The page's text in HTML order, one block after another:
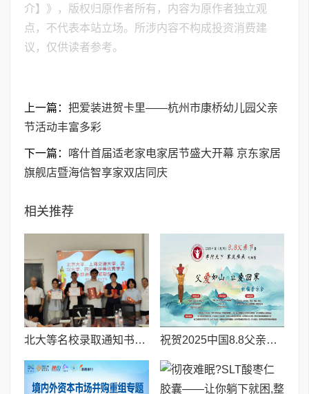
介】》，版权归原作者所有，内容为原作者独立观
点，不代表本站立场。所涉内容不构成投资消费建
议，仅供读者参考。
上一篇： 把爱装进贺卡里——杭州市康桥幼儿园父亲
节活动丰富多彩
下一篇： 喀什首届适老家电家居节盛大开幕 京东家居
旗舰店暨海信智享家双店同庆
相关推荐
北大等名校录取通知书送达仪式在喀什市特区实验学校暖心举行 祝贺2025中国8.8父亲节“孝行天下家风传承”论坛暨祈福音乐会圆满成功